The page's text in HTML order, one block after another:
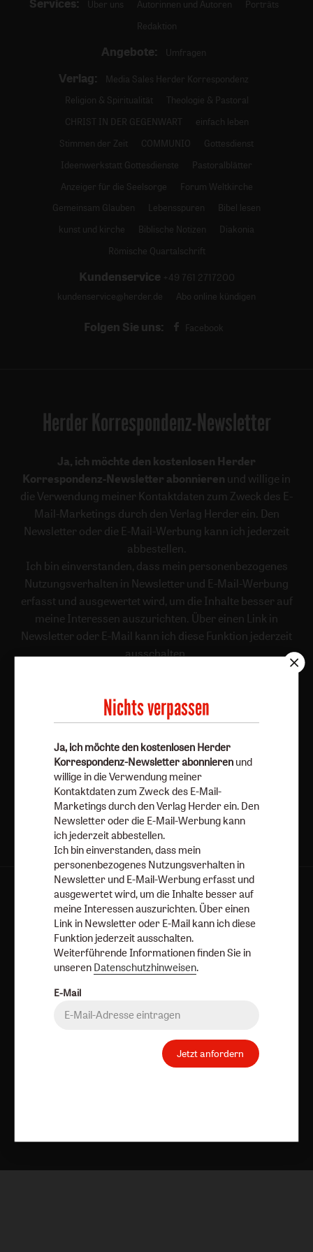
Über uns Autorinnen und Autoren
Porträts
Redaktion
Angebote: Umfragen
Verlag:
Media Sales Herder Korrespondenz
Religion & Spiritualität
Theologie & Pastoral
CHRIST IN DER GEGENWART
einfach leben
Stimmen der Zeit
COMMUNIO
Gottesdienst
Ideenwerkstatt Gottesdienste
Pastoralblätter
Anzeiger für die Seelsorge
Forum Weltkirche
Gemeinsam Glauben
Lebensspuren
Bibel lesen
kunst und kirche
Biblische Notizen
Diakonia
Römische Quartalschrift
Kundenservice +49 761 2717200
kundenservice@herder.de
Abo online kündigen
Folgen Sie uns: Facebook
Herder Korrespondenz-Newsletter
Ja, ich möchte den kostenlosen Herder
Korrespondenz-Newsletter abonnieren und willige in
die Verwendung meiner Kontaktdaten zum Zweck des E-
Mail-Marketings durch den Verlag Herder ein. Den
Newsletter oder die E-Mail-Werbung kann ich jederzeit
abbestellen.
Ich bin einverstanden, dass mein personenbezogenes
Nutzungsverhalten in Newsletter und E-Mail-Werbung
erfasst und ausgewertet wird, um die Inhalte besser auf
meine Interessen auszurichten. Über einen Link in
Newsletter oder E-Mail kann ich diese Funktion jederzeit
ausschalten.
AGB und Widerrufsbelehrung
Datenschutz
Barrierefreiheit
Impressum
Vertrag widerrufen Abo online kündigen
Nichts verpassen
Ja, ich möchte den kostenlosen Herder
Korrespondenz-Newsletter abonnieren und
willige in die Verwendung meiner
Kontaktdaten zum Zweck des E-Mail-
Marketings durch den Verlag Herder ein. Den
Newsletter oder die E-Mail-Werbung kann
ich jederzeit abbestellen.
Ich bin einverstanden, dass mein
personenbezogenes Nutzungsverhalten in
Newsletter und E-Mail-Werbung erfasst und
ausgewertet wird, um die Inhalte besser auf
meine Interessen auszurichten. Über einen
Link in Newsletter oder E-Mail kann ich diese
Funktion jederzeit ausschalten.
Weiterführende Informationen finden Sie in
unseren Datenschutzhinweisen.
E-Mail
Jetzt anfordern